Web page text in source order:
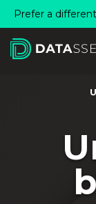
Skip to Main
Prefer a